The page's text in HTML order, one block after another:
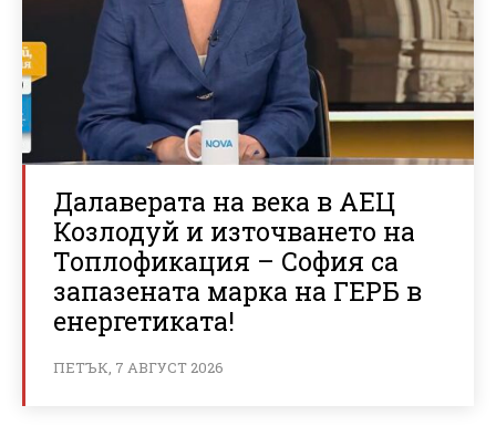
Далаверата на века в АЕЦ
Козлодуй и източването на
Топлофикация – София са
запазената марка на ГЕРБ в
енергетиката!
ПЕТЪК, 7 АВГУСТ 2026